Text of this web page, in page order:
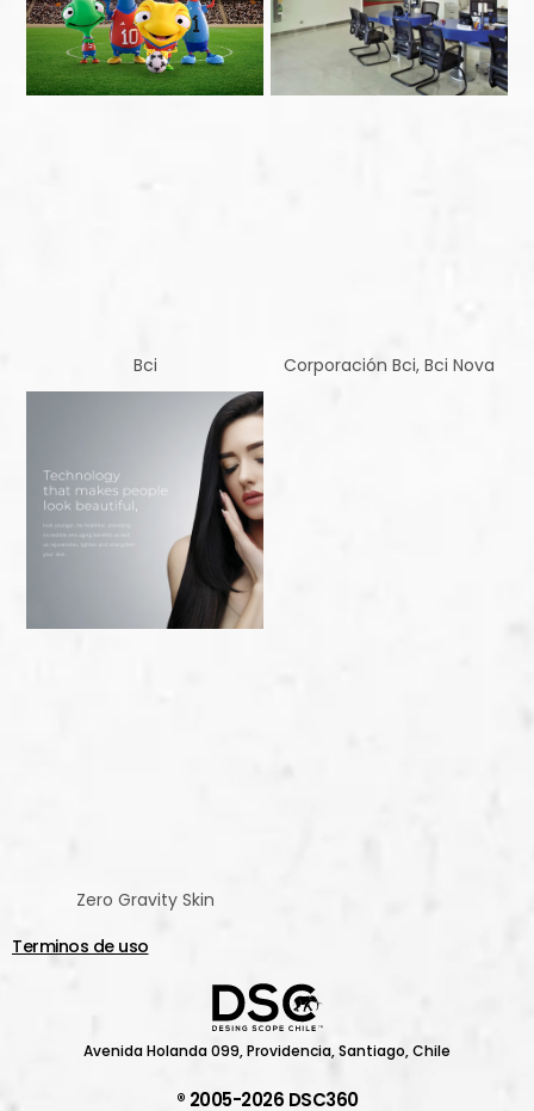
Bci Corporación Bci, Bci Nova
Zero Gravity Skin
Terminos de uso
Avenida Holanda 099, Providencia, Santiago, Chile
® 2005-2026 DSC360